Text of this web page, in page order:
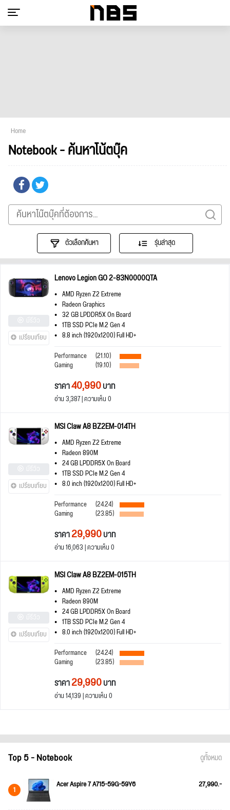
Home
Notebook - ค้นหาโน้ตบุ๊ค
ตัวเลือกค้นหา รุ่นล่าสุด
เปรียบเทียบ
Lenovo Legion GO 2-83N0000QTA
AMD Ryzen Z2 Extreme
Radeon Graphics
32 GB LPDDR5X On Board
1TB SSD PCIe M.2 Gen 4
8.8 inch (1920x1200) Full HD+
Performance
(21.10)
Gaming (19.10)
ราคา40,990บาท
อ่าน 3,387 | ความเห็น 0
เปรียบเทียบ
MSI Claw A8 BZ2EM-014TH
AMD Ryzen Z2 Extreme
Radeon 890M
24 GB LPDDR5X On Board
1TB SSD PCIe M.2 Gen 4
8.0 inch (1920x1200) Full HD+
Performance
(24.24)
Gaming (23.85)
ราคา29,990บาท
อ่าน 16,063 | ความเห็น 0
เปรียบเทียบ
MSI Claw A8 BZ2EM-015TH
AMD Ryzen Z2 Extreme
Radeon 890M
24 GB LPDDR5X On Board
1TB SSD PCIe M.2 Gen 4
8.0 inch (1920x1200) Full HD+
Performance
(24.24)
Gaming (23.85)
ราคา29,990บาท
อ่าน 14,139 | ความเห็น 0
Top 5 - Notebook ดูทั้งหมด
1 Acer Aspire 7 A715-59G-59Y6 27,990.-